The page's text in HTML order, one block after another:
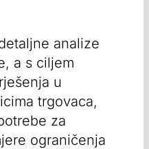
analize
a s ciljem
u
trgovaca,
za
ograničenja